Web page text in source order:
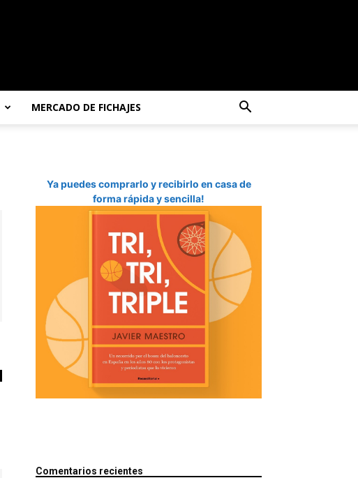
MERCADO DE FICHAJES
Ya puedes comprarlo y recibirlo en casa de
forma rápida y sencilla!
Comentarios recientes